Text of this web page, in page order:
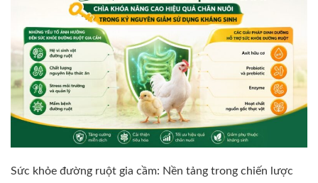
Sức khỏe đường ruột gia cầm: Nền tảng trong chiến lược